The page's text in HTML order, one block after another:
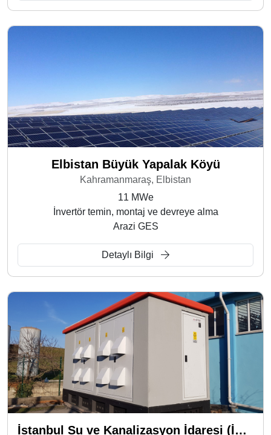
Elbistan Büyük Yapalak Köyü
Kahramanmaraş, Elbistan
11 MWe
İnvertör temin, montaj ve devreye alma
Arazi GES
Detaylı Bilgi
İstanbul Su ve Kanalizasyon İdaresi (İSKİ) - İkitelli